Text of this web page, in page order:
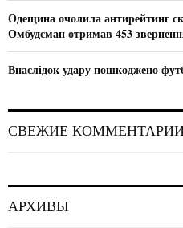
Одещина очолила антирейтинг
Омбудсман отримав 453
Внаслідок удару пошкоджено
СВЕЖИЕ
АРХИВЫ